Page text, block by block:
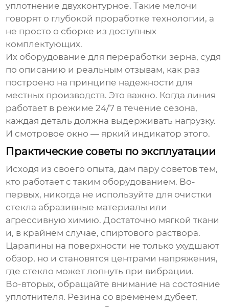
уплотнение двухконтурное. Такие мелочи
говорят о глубокой проработке технологии, а
не просто о сборке из доступных
комплектующих.
Их оборудование для переработки зерна, судя
по описанию и реальным отзывам, как раз
построено на принципе надежности для
местных производств. Это важно. Когда линия
работает в режиме 24/7 в течение сезона,
каждая деталь должна выдерживать нагрузку.
И смотровое окно — яркий индикатор этого.
Практические советы по эксплуатации
Исходя из своего опыта, дам пару советов тем,
кто работает с таким оборудованием. Во-
первых, никогда не используйте для очистки
стекла абразивные материалы или
агрессивную химию. Достаточно мягкой ткани
и, в крайнем случае, спиртового раствора.
Царапины на поверхности не только ухудшают
обзор, но и становятся центрами напряжения,
где стекло может лопнуть при вибрации.
Во-вторых, обращайте внимание на состояние
уплотнителя. Резина со временем дубеет,